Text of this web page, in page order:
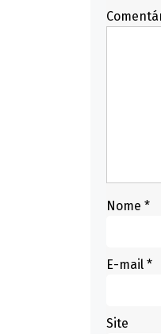
Nome *
E-mail *
Site